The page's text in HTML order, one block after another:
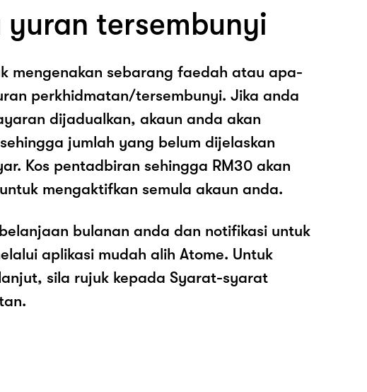
yuran tersembunyi
mengenakan sebarang faedah atau apa-
perkhidmatan/tersembunyi. Jika anda
dijadualkan, akaun anda akan
jumlah yang belum dijelaskan
Kos pentadbiran sehingga RM30 akan
mengaktifkan semula akaun anda.
bulanan anda dan notifikasi untuk
aplikasi mudah alih Atome. Untuk
sila rujuk kepada Syarat-syarat